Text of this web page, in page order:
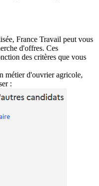
France Travail peut vous
d'offres. Ces
des critères que vous
métier d'ouvrier agricole,
: